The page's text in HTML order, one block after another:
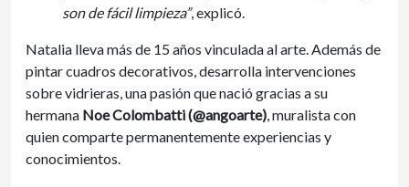
son de fácil limpieza”, explicó.
Natalia lleva más de 15 años vinculada al arte. Además de
pintar cuadros decorativos, desarrolla intervenciones
sobre vidrieras, una pasión que nació gracias a su
hermana Noe Colombatti (@angoarte) , muralista con
quien comparte permanentemente experiencias y
conocimientos.